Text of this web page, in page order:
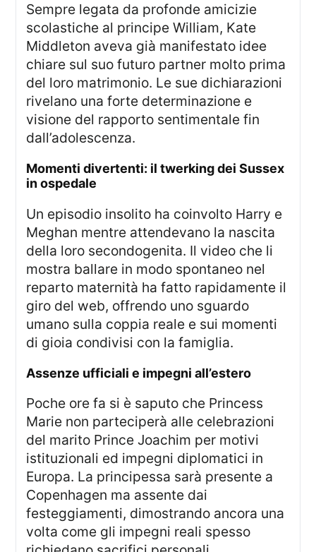
Sempre legata da profonde amicizie
scolastiche al principe William, Kate
Middleton aveva già manifestato idee
chiare sul suo futuro partner molto prima
del loro matrimonio. Le sue dichiarazioni
rivelano una forte determinazione e
visione del rapporto sentimentale fin
dall’adolescenza.
momenti divertenti: il twerking dei Sussex
in ospedale
Un episodio insolito ha coinvolto Harry e
Meghan mentre attendevano la nascita
della loro secondogenita. Il video che li
mostra ballare in modo spontaneo nel
reparto maternità ha fatto rapidamente il
giro del web, offrendo uno sguardo
umano sulla coppia reale e sui momenti
di gioia condivisi con la famiglia.
assenze ufficiali e impegni all’estero
Poche ore fa si è saputo che Princess
Marie non parteciperà alle celebrazioni
del marito Prince Joachim per motivi
istituzionali ed impegni diplomatici in
Europa. La principessa sarà presente a
Copenhagen ma assente dai
festeggiamenti, dimostrando ancora una
volta come gli impegni reali spesso